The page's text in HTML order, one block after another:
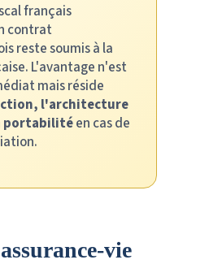
français
contrat
reste soumis à la
L'avantage n'est
mais réside
l'architecture
portabilitéen cas de
vie